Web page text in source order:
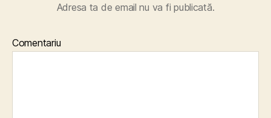
Adresa ta de email nu va fi publicată.
Comentariu